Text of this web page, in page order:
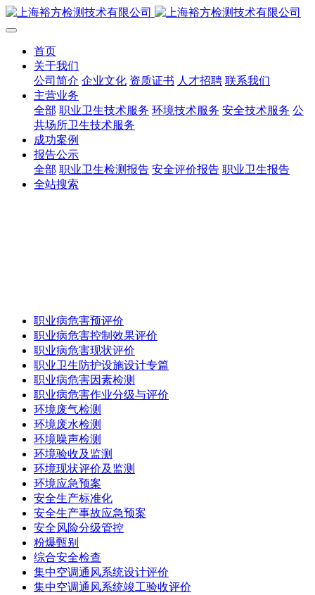
首页
关于我们
公司简介 企业文化 资质证书 人才招聘 联系我们
主营业务
全部 职业卫生技术服务 环境技术服务 安全技术服务 公
共场所卫生技术服务
成功案例
报告公示
全部 职业卫生检测报告 安全评价报告 职业卫生报告
全站搜索
职业病危害预评价
职业病危害控制效果评价
职业病危害现状评价
职业卫生防护设施设计专篇
职业病危害因素检测
职业病危害作业分级与评价
环境废气检测
环境废水检测
环境噪声检测
环境验收及监测
环境现状评价及监测
环境应急预案
安全生产标准化
安全生产事故应急预案
安全风险分级管控
粉爆甄别
综合安全检查
集中空调通风系统设计评价
集中空调通风系统竣工验收评价